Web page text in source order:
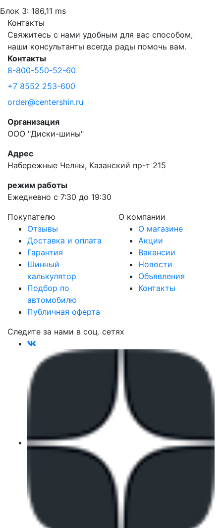
Блок 3: 186,11 ms
Контакты
Свяжитесь с нами удобным для вас способом,
наши консультанты всегда рады помочь вам.
Контакты
8-800-550-52-60
+7 8552 253-600
order@centershin.ru
Организация
ООО "Диски-шины"
Адрес
Набережные Челны, Казанский пр-т 215
режим работы
Ежедневно с 7:30 до 19:30
Покупателю
Отзывы
Доставка и оплата
Гарантия
Шинный
калькулятор
Подбор по
автомобилю
Публичная оферта
О компании
О магазине
Акции
Вакансии
Новости
Объявления
Контакты
Следите за нами в соц. сетях